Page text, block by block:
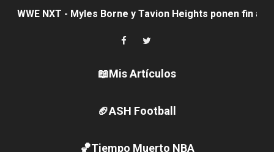
WWE NXT - Myles Borne y Tavion Heights ponen fin
Mundial de MotoGP 2026 - GP Gran Bretaña
📖Mis Artículos
🏈ASH Football
🏀Tiempo Muerto NBA